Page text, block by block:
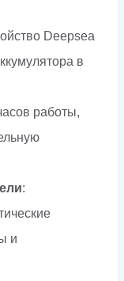
Deepsea
в
работы,
:
и